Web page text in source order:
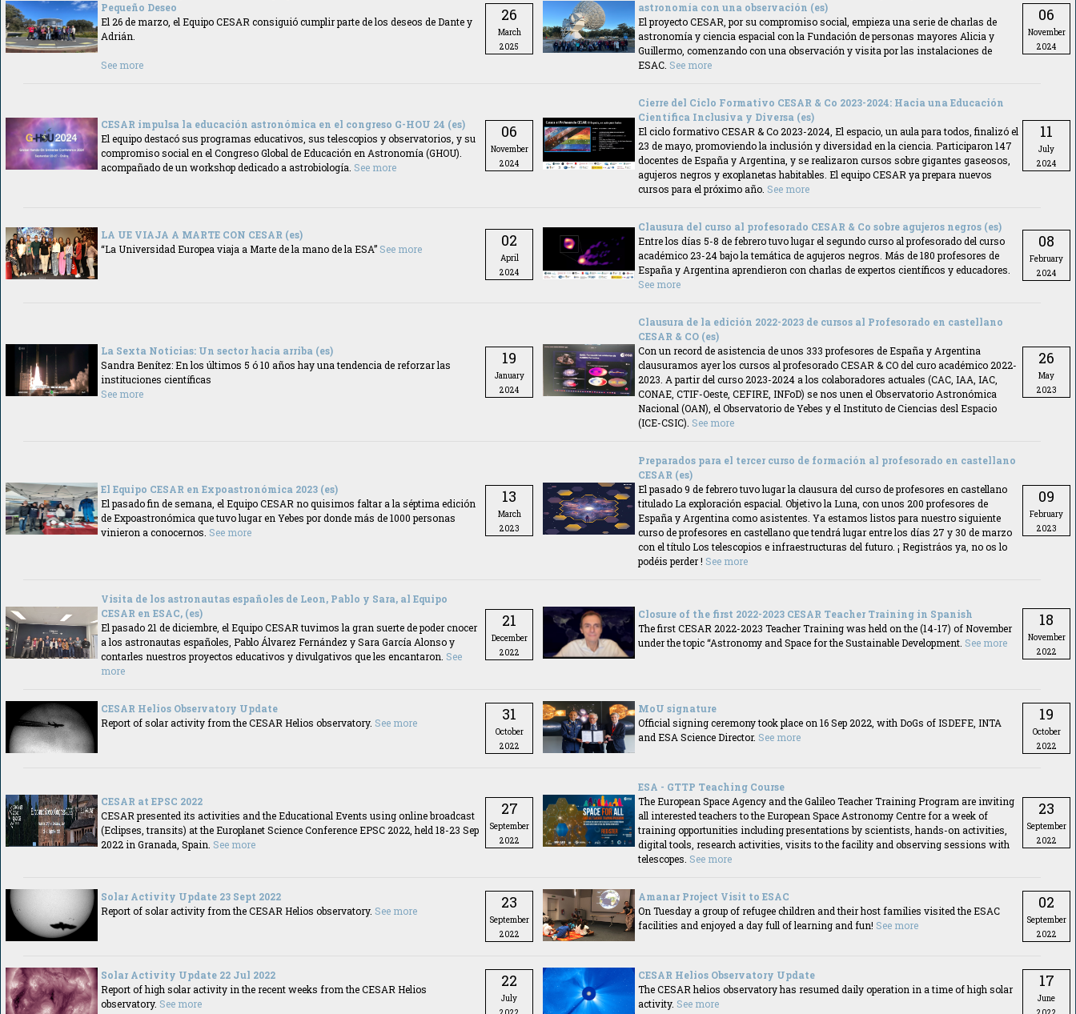
Pequeño Deseo
El 26 de marzo, el Equipo CESAR consiguió cumplir parte de los deseos de Dante y
Adrián.
See more
26
March
2025
astronomía con una observación (es)
El proyecto CESAR, por su compromiso social, empieza una serie de charlas de
astronomía y ciencia espacial con la Fundación de personas mayores Alicia y
Guillermo, comenzando con una observación y visita por las instalaciones de
ESAC. See more
06
November
2024
CESAR impulsa la educación astronómica en el congreso G-HOU 24 (es)
El equipo destacó sus programas educativos, sus telescopios y observatorios, y su
compromiso social en el Congreso Global de Educación en Astronomía (GHOU).
acompañado de un workshop dedicado a astrobiología. See more
06
November
2024
Cierre del Ciclo Formativo CESAR & Co 2023-2024: Hacia una Educación
Científica Inclusiva y Diversa (es)
El ciclo formativo CESAR & Co 2023-2024, El espacio, un aula para todos, finalizó el
23 de mayo, promoviendo la inclusión y diversidad en la ciencia. Participaron 147
docentes de España y Argentina, y se realizaron cursos sobre gigantes gaseosos,
agujeros negros y exoplanetas habitables. El equipo CESAR ya prepara nuevos
cursos para el próximo año. See more
11
July
2024
LA UE VIAJA A MARTE CON CESAR (es)
“La Universidad Europea viaja a Marte de la mano de la ESA” See more 02
April
2024
Clausura del curso al profesorado CESAR & Co sobre agujeros negros (es)
Entre los días 5-8 de febrero tuvo lugar el segundo curso al profesorado del curso
académico 23-24 bajo la temática de agujeros negros. Más de 180 profesores de
España y Argentina aprendieron con charlas de expertos científicos y educadores.
See more
08
February
2024
La Sexta Noticias: Un sector hacia arriba (es)
Sandra Benítez: En los últimos 5 ó 10 años hay una tendencia de reforzar las
instituciones científicas
See more
19
January
2024
Clausura de la edición 2022-2023 de cursos al Profesorado en castellano
CESAR & CO (es)
Con un record de asistencia de unos 333 profesores de España y Argentina
clausuramos ayer los cursos al profesorado CESAR & CO del curo académico 2022-
2023. A partir del curso 2023-2024 a los colaboradores actuales (CAC, IAA, IAC,
CONAE, CTIF-Oeste, CEFIRE, INFoD) se nos unen el Observatorio Astronómica
Nacional (OAN), el Observatorio de Yebes y el Instituto de Ciencias desl Espacio
(ICE-CSIC). See more
26
May
2023
El Equipo CESAR en Expoastronómica 2023 (es)
El pasado fin de semana, el Equipo CESAR no quisimos faltar a la séptima edición
de Expoastronómica que tuvo lugar en Yebes por donde más de 1000 personas
vinieron a conocernos. See more
13
March
2023
Preparados para el tercer curso de formación al profesorado en castellano
CESAR (es)
El pasado 9 de febrero tuvo lugar la clausura del curso de profesores en castellano
titulado La exploración espacial. Objetivo la Luna, con unos 200 profesores de
España y Argentina como asistentes. Ya estamos listos para nuestro siguiente
curso de profesores en castellano que tendrá lugar entre los días 27 y 30 de marzo
con el título Los telescopios e infraestructuras del futuro. ¡ Registráos ya, no os lo
podéis perder ! See more
09
February
2023
Visita de los astronautas españoles de Leon, Pablo y Sara, al Equipo
CESAR en ESAC, (es)
El pasado 21 de diciembre, el Equipo CESAR tuvimos la gran suerte de poder cnocer
a los astronautas españoles, Pablo Álvarez Fernández y Sara García Alonso y
contarles nuestros proyectos educativos y divulgativos que les encantaron. See
more
21
December
2022
Closure of the first 2022-2023 CESAR Teacher Training in Spanish
The first CESAR 2022-2023 Teacher Training was held on the (14-17) of November
under the topic “Astronomy and Space for the Sustainable Development. See more
18
November
2022
CESAR Helios Observatory Update
Report of solar activity from the CESAR Helios observatory. See more 31
October
2022
MoU signature
Official signing ceremony took place on 16 Sep 2022, with DoGs of ISDEFE, INTA
and ESA Science Director. See more
19
October
2022
CESAR at EPSC 2022
CESAR presented its activities and the Educational Events using online broadcast
(Eclipses, transits) at the Europlanet Science Conference EPSC 2022, held 18-23 Sep
2022 in Granada, Spain. See more
27
September
2022
ESA - GTTP Teaching Course
The European Space Agency and the Galileo Teacher Training Program are inviting
all interested teachers to the European Space Astronomy Centre for a week of
training opportunities including presentations by scientists, hands-on activities,
digital tools, research activities, visits to the facility and observing sessions with
telescopes. See more
23
September
2022
Solar Activity Update 23 Sept 2022
Report of solar activity from the CESAR Helios observatory. See more 23
September
2022
Amanar Project Visit to ESAC
On Tuesday a group of refugee children and their host families visited the ESAC
facilities and enjoyed a day full of learning and fun! See more
02
September
2022
Solar Activity Update 22 Jul 2022
Report of high solar activity in the recent weeks from the CESAR Helios
observatory. See more
22
July
CESAR Helios Observatory Update
The CESAR helios observatory has resumed daily operation in a time of high solar
activity. See more
17
June